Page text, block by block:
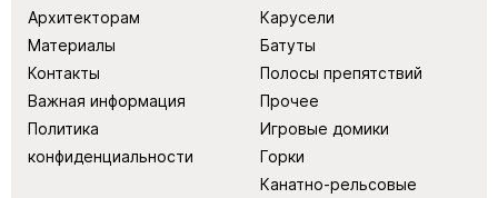
Архитекторам
Материалы
Контакты
Важная информация
Политика
конфиденциальности
Карусели
Батуты
Полосы препятствий
Прочее
Игровые домики
Горки
Канатно-рельсовые